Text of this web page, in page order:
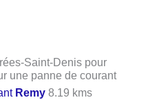
Saint-Denis pour
une panne de courant
Remy 8.19 kms